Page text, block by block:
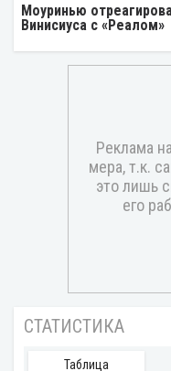
Моуринью
Винисиуса с «Реалом»